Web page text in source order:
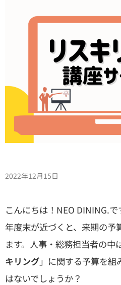
2022年12月15日
こんにちは！NEO DINING.で
年度末が近づくと、来期の予
ます。人事・総務担当者の中
キリング」に関する予算を
はないでしょうか？